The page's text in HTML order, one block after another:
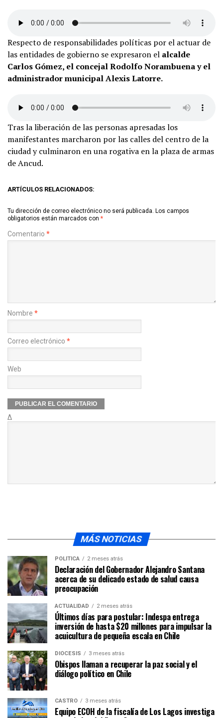
Respecto de responsabilidades políticas por el actuar de
las entidades de gobierno se expresaron el alcalde
Carlos Gómez, el concejal Rodolfo Norambuena y el
administrador municipal Alexis Latorre.
Tras la liberación de las personas apresadas los
manifestantes marcharon por las calles del centro de la
ciudad y culminaron en una rogativa en la plaza de armas
de Ancud.
ARTÍCULOS RELACIONADOS:
Tu dirección de correo electrónico no será publicada. Los campos
obligatorios están marcados con *
Comentario *
Nombre *
Correo electrónico *
Web
Δ
MÁS NOTICIAS
POLÍTICA 2 meses atrás
Declaración del Gobernador Alejandro Santana
acerca de su delicado estado de salud causa
preocupación
ACTUALIDAD 2 meses atrás
Últimos días para postular: Indespa entrega
inversión de hasta $20 millones para impulsar la
acuicultura de pequeña escala en Chile
DIÓCESIS 3 meses atrás
Obispos llaman a recuperar la paz social y el
diálogo político en Chile
CASTRO 3 meses atrás
Equipo ECOH de la fiscalía de Los Lagos investiga